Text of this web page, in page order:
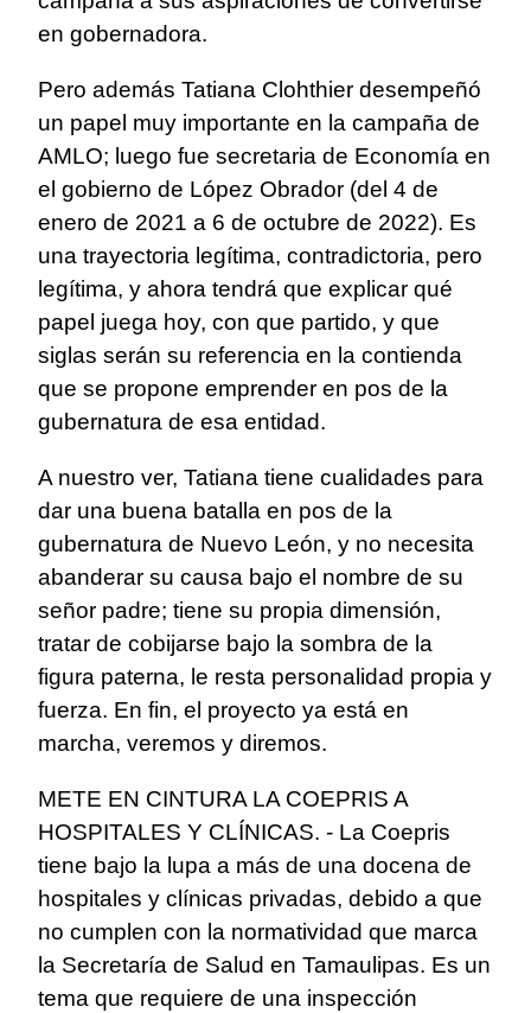
en gobernadora.
Pero además Tatiana Clohthier desempeñó
un papel muy importante en la campaña de
AMLO; luego fue secretaria de Economía en
el gobierno de López Obrador (del 4 de
enero de 2021 a 6 de octubre de 2022). Es
una trayectoria legítima, contradictoria, pero
legítima, y ahora tendrá que explicar qué
papel juega hoy, con que partido, y que
siglas serán su referencia en la contienda
que se propone emprender en pos de la
gubernatura de esa entidad.
A nuestro ver, Tatiana tiene cualidades para
dar una buena batalla en pos de la
gubernatura de Nuevo León, y no necesita
abanderar su causa bajo el nombre de su
señor padre; tiene su propia dimensión,
tratar de cobijarse bajo la sombra de la
figura paterna, le resta personalidad propia y
fuerza. En fin, el proyecto ya está en
marcha, veremos y diremos.
METE EN CINTURA LA COEPRIS A
HOSPITALES Y CLÍNICAS. - La Coepris
tiene bajo la lupa a más de una docena de
hospitales y clínicas privadas, debido a que
no cumplen con la normatividad que marca
la Secretaría de Salud en Tamaulipas. Es un
tema que requiere de una inspección